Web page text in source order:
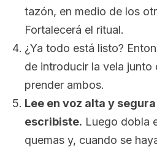
tazón, en medio de los
Fortalecerá el ritual.
¿Ya todo está listo?
de introducir la vela junto
prender ambos.
Lee en voz alta y
escribiste. Luego dobla
quemas y, cuando se